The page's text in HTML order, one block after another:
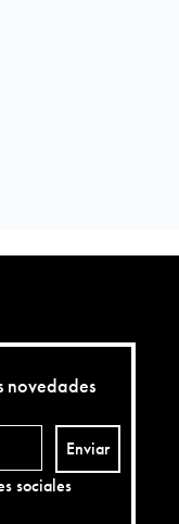
novedades
Enviar
sociales